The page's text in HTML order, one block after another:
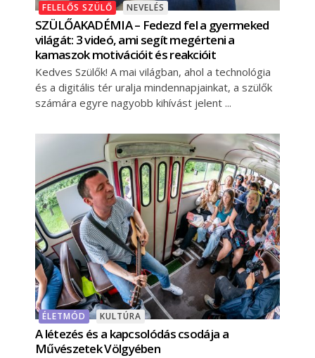
FELELŐS SZÜLŐ NEVELÉS
SZÜLŐAKADÉMIA – Fedezd fel a gyermeked
világát: 3 videó, ami segít megérteni a
kamaszok motivációit és reakcióit
Kedves Szülők! A mai világban, ahol a technológia
és a digitális tér uralja mindennapjainkat, a szülők
számára egyre nagyobb kihívást jelent
ÉLETMÓD KULTÚRA
A létezés és a kapcsolódás csodája a
Művészetek Völgyében